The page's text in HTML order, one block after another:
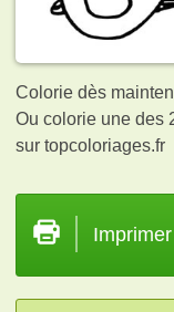
Colorie dès
Ou colorie une des
sur topcoloriages.fr